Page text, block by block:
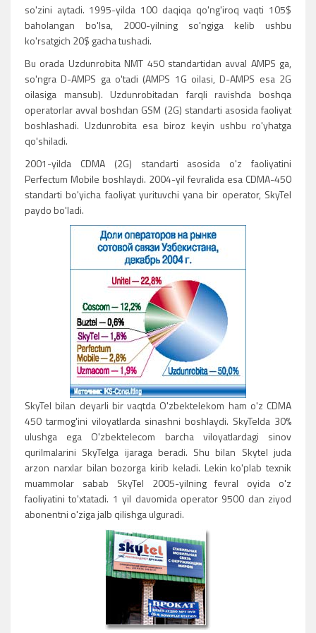
so'zini aytadi. 1995-yilda 100 daqiqa qo'ng'iroq vaqti 105$
baholangan bo'lsa, 2000-yilning so'ngiga kelib ushbu
ko'rsatgich 20$ gacha tushadi.
Bu orada Uzdunrobita NMT 450 standartidan avval AMPS ga,
so'ngra D-AMPS ga o'tadi (AMPS 1G oilasi, D-AMPS esa 2G
oilasiga mansub). Uzdunrobitadan farqli ravishda boshqa
operatorlar avval boshdan GSM (2G) standarti asosida faoliyat
boshlashadi. Uzdunrobita esa biroz keyin ushbu ro'yhatga
qo'shiladi.
2001-yilda CDMA (2G) standarti asosida o'z faoliyatini
Perfectum Mobile boshlaydi. 2004-yil fevralida esa CDMA-450
standarti bo'yicha faoliyat yurituvchi yana bir operator, SkyTel
paydo bo'ladi.
SkyTel bilan deyarli bir vaqtda O'zbektelekom ham o'z CDMA
450 tarmog'ini viloyatlarda sinashni boshlaydi. SkyTelda 30%
ulushga ega O'zbektelecom barcha viloyatlardagi sinov
qurilmalarini SkyTelga ijaraga beradi. Shu bilan Skytel juda
arzon narxlar bilan bozorga kirib keladi. Lekin ko'plab texnik
muammolar sabab SkyTel 2005-yilning fevral oyida o'z
faoliyatini to'xtatadi. 1 yil davomida operator 9500 dan ziyod
abonentni o'ziga jalb qilishga ulguradi.